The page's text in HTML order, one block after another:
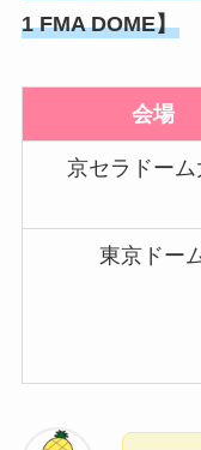
1 FMA DOME】
会場
京セラドーム
東京ドー